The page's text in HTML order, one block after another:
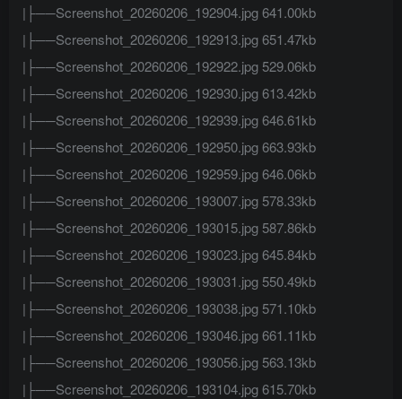
|├──Screenshot_20260206_192904.jpg 641.00kb
|├──Screenshot_20260206_192913.jpg 651.47kb
|├──Screenshot_20260206_192922.jpg 529.06kb
|├──Screenshot_20260206_192930.jpg 613.42kb
|├──Screenshot_20260206_192939.jpg 646.61kb
|├──Screenshot_20260206_192950.jpg 663.93kb
|├──Screenshot_20260206_192959.jpg 646.06kb
|├──Screenshot_20260206_193007.jpg 578.33kb
|├──Screenshot_20260206_193015.jpg 587.86kb
|├──Screenshot_20260206_193023.jpg 645.84kb
|├──Screenshot_20260206_193031.jpg 550.49kb
|├──Screenshot_20260206_193038.jpg 571.10kb
|├──Screenshot_20260206_193046.jpg 661.11kb
|├──Screenshot_20260206_193056.jpg 563.13kb
|├──Screenshot_20260206_193104.jpg 615.70kb